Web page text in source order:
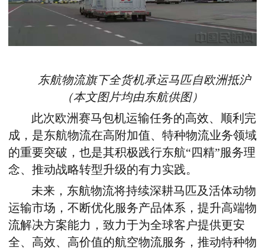
东航物流旗下全货机承运马匹自欧洲抵沪
（本文图片均由东航供图）
此次欧洲赛马包机运输任务的高效、顺利完
成，是东航物流在高附加值、特种物流业务领域
的重要突破，也是其积极践行东航“四精”服务理
念、推动战略转型升级的有力实践。
未来，东航物流将持续深耕马匹及活体动物
运输市场，不断优化服务产品体系，提升高端物
流解决方案能力，致力于为全球客户提供更安
全、高效、高价值的航空物流服务，推动特种物